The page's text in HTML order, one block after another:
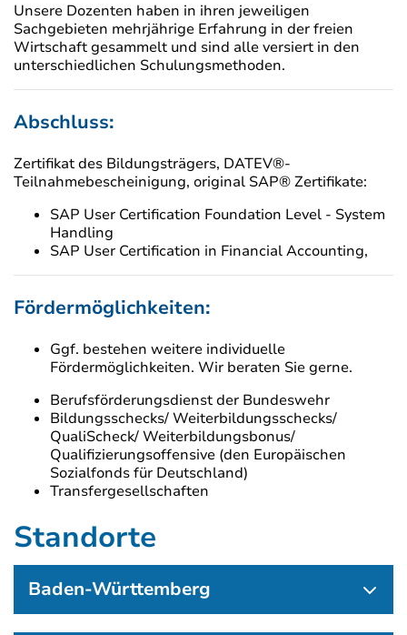
Unsere Dozenten haben in ihren jeweiligen
Sachgebieten mehrjährige Erfahrung in der freien
Wirtschaft gesammelt und sind alle versiert in den
unterschiedlichen Schulungsmethoden.
Abschluss:
Zertifikat des Bildungsträgers, DATEV®-
Teilnahmebescheinigung, original SAP® Zertifikate:
SAP User Certification Foundation Level - System
Handling
SAP User Certification in Financial Accounting,
Fördermöglichkeiten:
Ggf. bestehen weitere individuelle
Fördermöglichkeiten. Wir beraten Sie gerne.
Berufsförderungsdienst der Bundeswehr
Bildungsschecks/ Weiterbildungsschecks/
QualiScheck/ Weiterbildungsbonus/
Qualifizierungsoffensive (den Europäischen
Sozialfonds für Deutschland)
Transfergesellschaften
Standorte
Baden-Württemberg